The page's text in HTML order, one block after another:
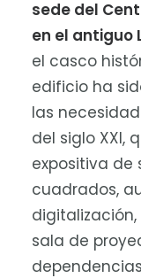
sede del
en el antiguo
el casco
edificio ha
las
del siglo XXI,
expositiva de
cuadrados,
sala de